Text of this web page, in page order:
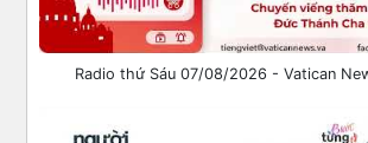
Radio thứ Sáu 07/08/2026 - Vatican